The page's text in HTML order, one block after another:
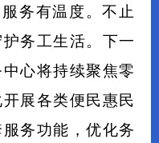
务有温度。不止
务工生活。下一
心将持续聚焦零
展各类便民惠民
务功能，优化务